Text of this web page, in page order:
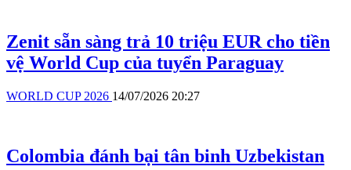
Zenit sẵn sàng trả 10 triệu EUR cho tiền
vệ World Cup của tuyển Paraguay
WORLD CUP 2026 14/07/2026 20:27
Colombia đánh bại tân binh Uzbekistan